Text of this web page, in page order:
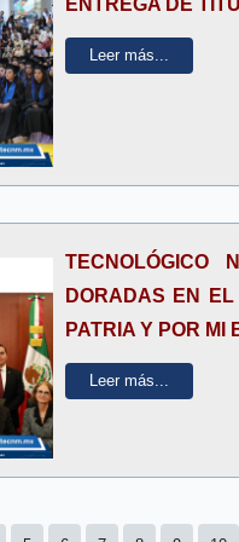
Leer más...
TECNOLÓGICO
DORADAS EN
PATRIA Y POR MI
Leer más...